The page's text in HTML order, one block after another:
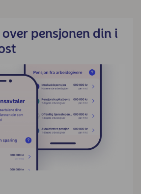
pensjonen din i